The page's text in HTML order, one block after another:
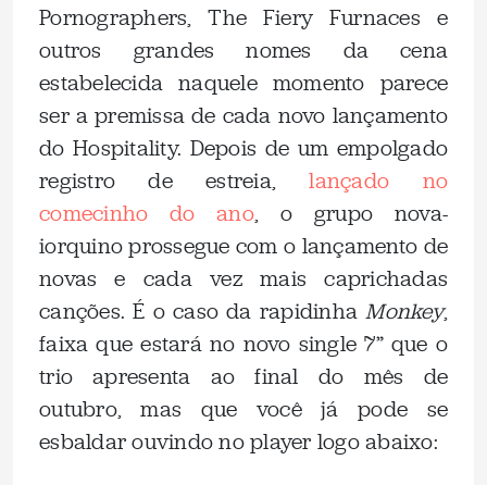
Pornographers, The Fiery Furnaces e
outros grandes nomes da cena
estabelecida naquele momento parece
ser a premissa de cada novo lançamento
do Hospitality. Depois de um empolgado
registro de estreia,lançado no
comecinho do ano, o grupo nova-
iorquino prossegue com o lançamento de
novas e cada vez mais caprichadas
canções. É o caso da rapidinhaMonkey,
faixa que estará no novo single 7” que o
trio apresenta ao final do mês de
outubro, mas que você já pode se
esbaldar ouvindo no player logo abaixo: